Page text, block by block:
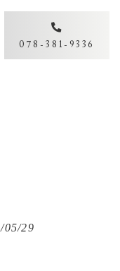
078-381-9336
05/29